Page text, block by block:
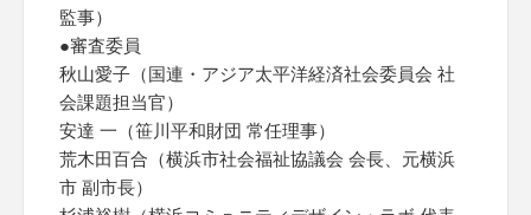
監事）
●審査委員
秋山愛子（国連・アジア太平洋経済社会委員会 社
会課題担当官）
安達 一（笹川平和財団 常任理事）
荒木田百合（横浜市社会福祉協議会 会長、元横浜
市 副市長）